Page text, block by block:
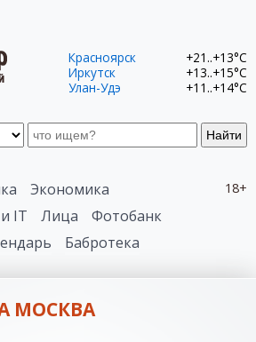
Найти
Красноярск
+21..+13°C
Иркутск
+13..+15°C
Улан-Удэ
+11..+14°C
18+
Экономика
IT Лица
Фотобанк
Бабротека
МОСКВА